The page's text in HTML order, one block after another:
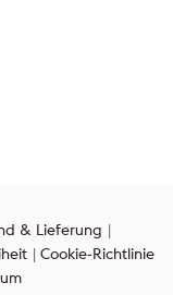
& Lieferung
Cookie-Richtlinie